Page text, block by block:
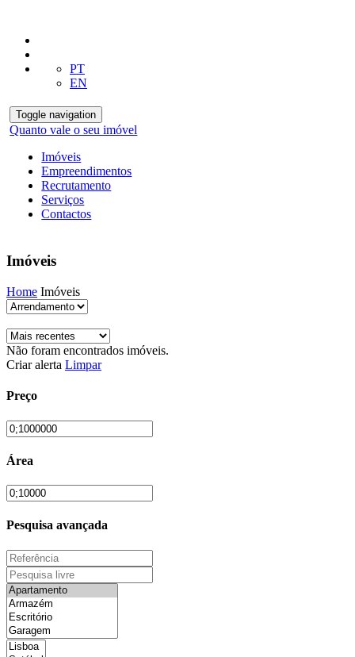
PT
EN
Toggle navigation
Quanto vale o seu imóvel
Imóveis
Empreendimentos
Recrutamento
Serviços
Contactos
Imóveis
Home Imóveis
Não foram encontrados imóveis.
Criar alerta Limpar
Preço
Área
Pesquisa avançada